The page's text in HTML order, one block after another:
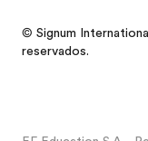
© Signum
reservados.